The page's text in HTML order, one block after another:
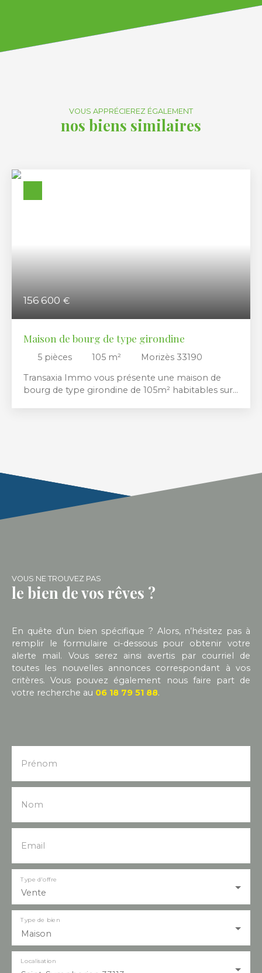
VOUS APPRÉCIEREZ ÉGALEMENT
nos biens similaires
156 600 €
Maison de bourg de type girondine
5 pièces 105 m²
Morizès 33190
Transaxia Immo vous présente une maison de
bourg de type girondine de 105m² habitables sur
indépendant. Le côté chaleureux de l'entrée, du
séjour et de la cuisine, alliant la pierre et le bois
confère à ce bien une atmosphère
exceptionnelle. Vous disposerez de belles
récent de même que la couverture, ce bien est de
fait habitable immédiatement sans gros frais
supplémentaires.
VOUS NE TROUVEZ PAS
le bien de vos rêves ?
En quête d’un bien spécifique ? Alors, n’hésitez pas à
remplir le formulaire ci-dessous pour obtenir votre
alerte mail. Vous serez ainsi avertis par courriel de
toutes les nouvelles annonces correspondant à vos
critères. Vous pouvez également nous faire part de
votre recherche au 06 18 79 51 88.
Prénom
Nom
Email
Vente
Type d'offre
Maison
Type de bien
Localisation